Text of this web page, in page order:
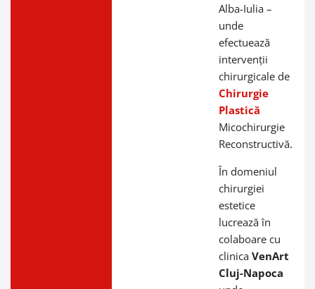
Alba-Iulia –
unde
efectuează
intervenții
chirurgicale de
Chirurgie
Plastică
Micochirurgie
Reconstructivă.
În domeniul
chirurgiei
estetice
lucrează în
colaboare cu
clinicaVenArt
Cluj-Napoca